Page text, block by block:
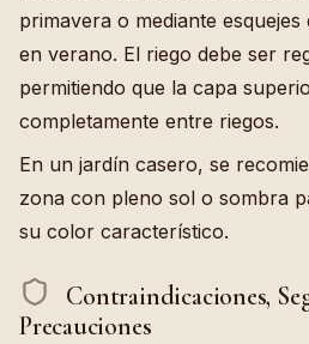
primavera o mediante
en verano. El riego debe ser
permitiendo que la capa
completamente entre riegos.
En un jardín casero, se
zona con pleno sol o sombra
su color característico.
Contraindicaciones,
Precauciones